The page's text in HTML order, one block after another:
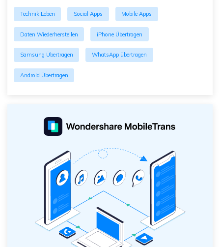
Technik Leben Social Apps Mobile Apps
Daten Wiederherstellen iPhone Übertragen
Samsung Übertragen WhatsApp übertragen
Android Übertragen